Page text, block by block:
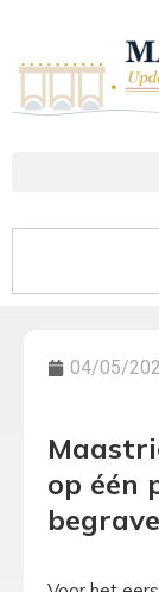
04/05/
op één